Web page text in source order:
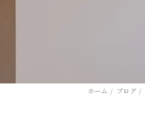
ホーム ブログ